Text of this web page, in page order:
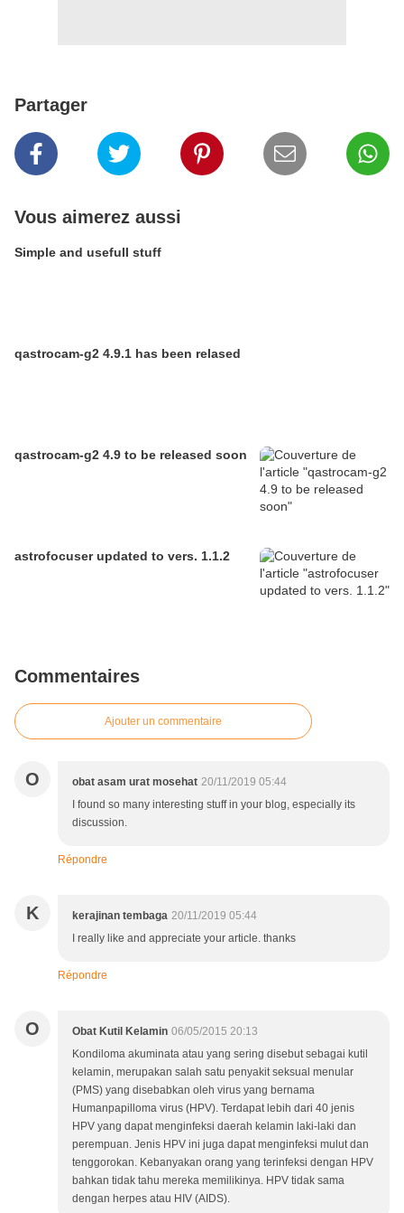
Partager
Vous aimerez aussi
Simple and usefull stuff
qastrocam-g2 4.9.1 has been relased
qastrocam-g2 4.9 to be released soon
astrofocuser updated to vers. 1.1.2
Commentaires
Ajouter un commentaire
O obat asam urat mosehat 20/11/2019 05:44
I found so many interesting stuff in your blog, especially its
discussion.
Répondre
K kerajinan tembaga 20/11/2019 05:44
I really like and appreciate your article. thanks
Répondre
O Obat Kutil Kelamin 06/05/2015 20:13
Kondiloma akuminata atau yang sering disebut sebagai kutil
kelamin, merupakan salah satu penyakit seksual menular
(PMS) yang disebabkan oleh virus yang bernama
Humanpapilloma virus (HPV). Terdapat lebih dari 40 jenis
HPV yang dapat menginfeksi daerah kelamin laki-laki dan
perempuan. Jenis HPV ini juga dapat menginfeksi mulut dan
tenggorokan. Kebanyakan orang yang terinfeksi dengan HPV
bahkan tidak tahu mereka memilikinya. HPV tidak sama
dengan herpes atau HIV (AIDS).